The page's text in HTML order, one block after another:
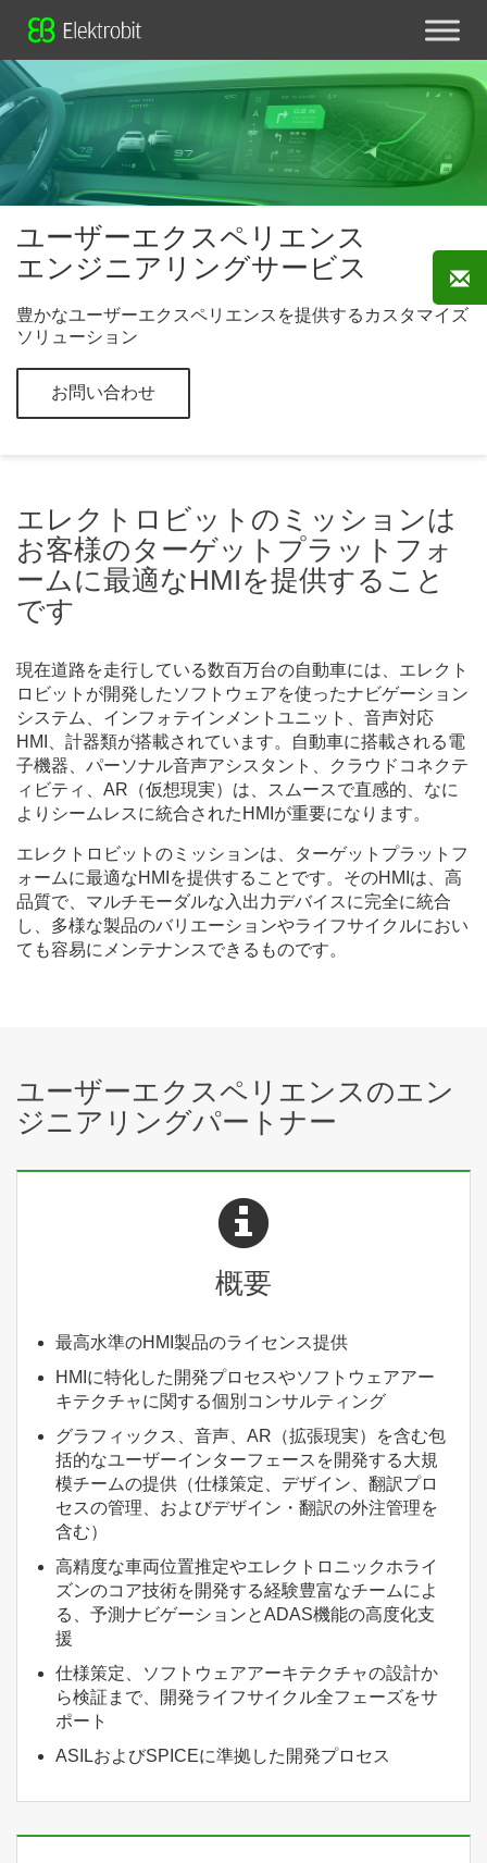
ユーザーエクスペリエンス
エンジニアリングサービス
豊かなユーザーエクスペリエンスを提供するカスタマイズ
ソリューション
お問い合わせ
エレクトロビットのミッションは
お客様のターゲットプラットフォ
ームに最適なHMIを提供すること
です
現在道路を走行している数百万台の自動車には、エレクト
ロビットが開発したソフトウェアを使ったナビゲーション
システム、インフォテインメントユニット、音声対応
HMI、計器類が搭載されています。自動車に搭載される電
子機器、パーソナル音声アシスタント、クラウドコネクテ
ィビティ、AR（仮想現実）は、スムースで直感的、なに
よりシームレスに統合されたHMIが重要になります。
エレクトロビットのミッションは、ターゲットプラットフ
ォームに最適なHMIを提供することです。そのHMIは、高
品質で、マルチモーダルな入出力デバイスに完全に統合
し、多様な製品のバリエーションやライフサイクルにおい
ても容易にメンテナンスできるものです。
ユーザーエクスペリエンスのエン
ジニアリングパートナー
概要
最高水準のHMI製品のライセンス提供
HMIに特化した開発プロセスやソフトウェアアー
キテクチャに関する個別コンサルティング
グラフィックス、音声、AR（拡張現実）を含む包
括的なユーザーインターフェースを開発する大規
模チームの提供（仕様策定、デザイン、翻訳プロ
セスの管理、およびデザイン・翻訳の外注管理を
含む）
高精度な車両位置推定やエレクトロニックホライ
ズンのコア技術を開発する経験豊富なチームによ
る、予測ナビゲーションとADAS機能の高度化支
援
仕様策定、ソフトウェアアーキテクチャの設計か
ら検証まで、開発ライフサイクル全フェーズをサ
ポート
ASILおよびSPICEに準拠した開発プロセス